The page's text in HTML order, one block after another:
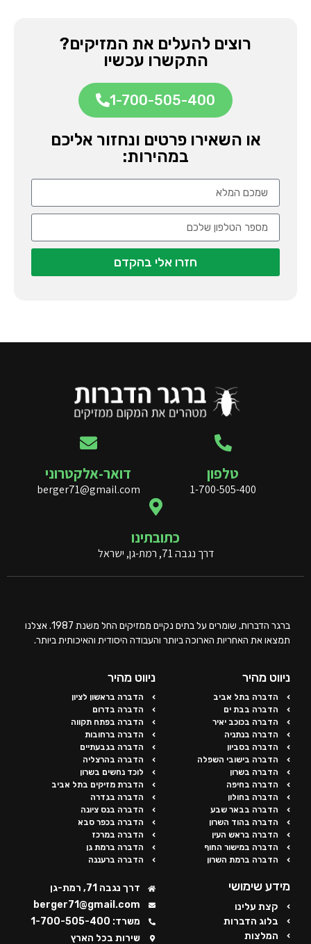
רוצים להעלים את המזיקים?
התקשרו עכשיו
1-700-505-400
או השאירו פרטים ונחזור אליכם
במהירות:
חזרו אלי בהקדם
טלפון
1-700-505-400
דואר-אלקטרוני
berger71@gmail.com
כתובתינו
דרך נגבה 71, רמת-גן, ישראל
ברגר הדברות, שומרים על בתים נקיים ממזיקים החל משנת 1987. אצלנו
תמצאו את האחריות הארוכה ביותר והעבודה היסודית והאיכותית ביותר.
ניווט מהיר
הדברה בתל אביב
הדברה בבת ים
הדברה בכוכב יאיר
הדברה בנתניה
הדברה בסביון
הדברה בישובי השפלה
הדברה בשרון
הדברה בחיפה
הדברה בחולון
הדברה בבאר שבע
הדברה בהוד השרון
הדברה בראש העין
הדברה במישור החוף
הדברה ברמת השרון
ניווט מהיר
הדברה בראשון לציון
הדברה בדרום
הדברה בפתח תקווה
הדברה ברחובות
הדברה בגבעתיים
הדברה בהרצליה
לוכד נחשים בשרון
הדברת מזיקים בתל אביב
הדברה בגדרה
הדברה בנס ציונה
הדברה בכפר סבא
הדברה במרכז
הדברה ברמת גן
הדברה ברעננה
מידע שימושי
קצת עלינו
בלוג הדברות
המלצות
דרך נגבה 71, רמת-גן
berger71@gmail.com
משרד: 1-700-505-400
שירות בכל הארץ